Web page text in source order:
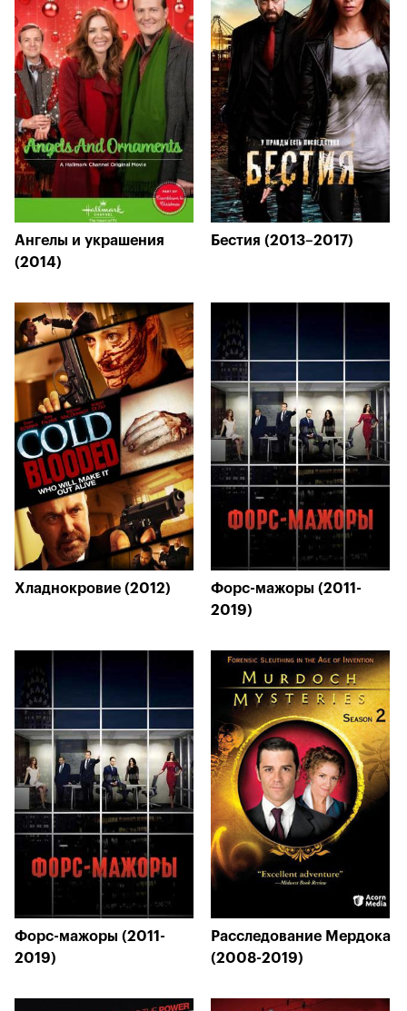
Ангелы и украшения
(2014)
Бестия (2013–2017)
Хладнокровие (2012)
Форс-мажоры (2011-
2019)
Форс-мажоры (2011-
2019)
Расследование Мердока
(2008-2019)